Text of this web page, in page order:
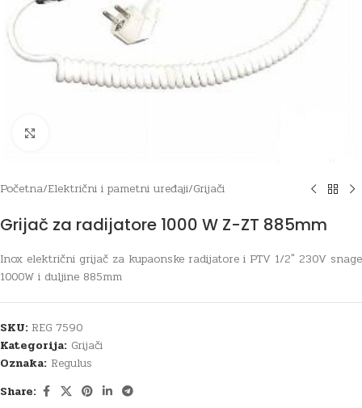
Početna/Električni i pametni uređaji/Grijači
Grijač za radijatore 1000 W Z-ZT 885mm
Inox električni grijač za kupaonske radijatore i PTV 1/2″ 230V snage
1000W i duljine 885mm
SKU: REG 7590
Kategorija: Grijači
Oznaka: Regulus
Share: